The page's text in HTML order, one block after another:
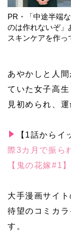
PR・「中途半端
のは作れないぞ」
スキンケアを作っ
あやかしと人
ていた女子高
見初められ、
【1話からイ
際3カ月で振ら
【鬼の花嫁#1】
大手漫画サイ
待望のコミカ
す。